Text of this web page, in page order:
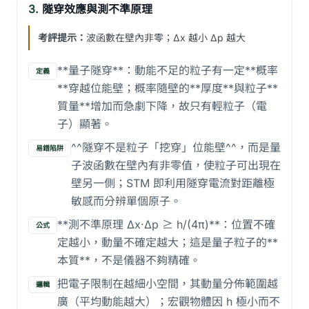
3. 隧穿效應與測不準原理
考評提示： 波函數在壁內非零；Δx 越小 Δp 越大
定義
**量子隧穿**：動能不足的粒子有一定**概率
**穿越位能壁；概率隨壁的**厚度**與粒子**
質量**增加而急劇下降，故只有輕粒子（電
子）顯著。
易錯陷阱
^^隧穿不是粒子「挖穿」位能壁^^，而是量
子波函數在壁內有非零值，使粒子可出現在
壁另一側；STM 即利用隧穿電流對距離極
敏感而分辨單個原子。
公式
**測不準原理 Δx·Δp ≥ h/(4π)**：位置不確
定越小，動量不確定越大；這是量子粒子的**
本質**，不是儀器不夠精確。
邏輯
把電子限制在越細小空間，其動量分佈範圍越
廣（平均動能越大）；宏觀物體因 h 極小而不